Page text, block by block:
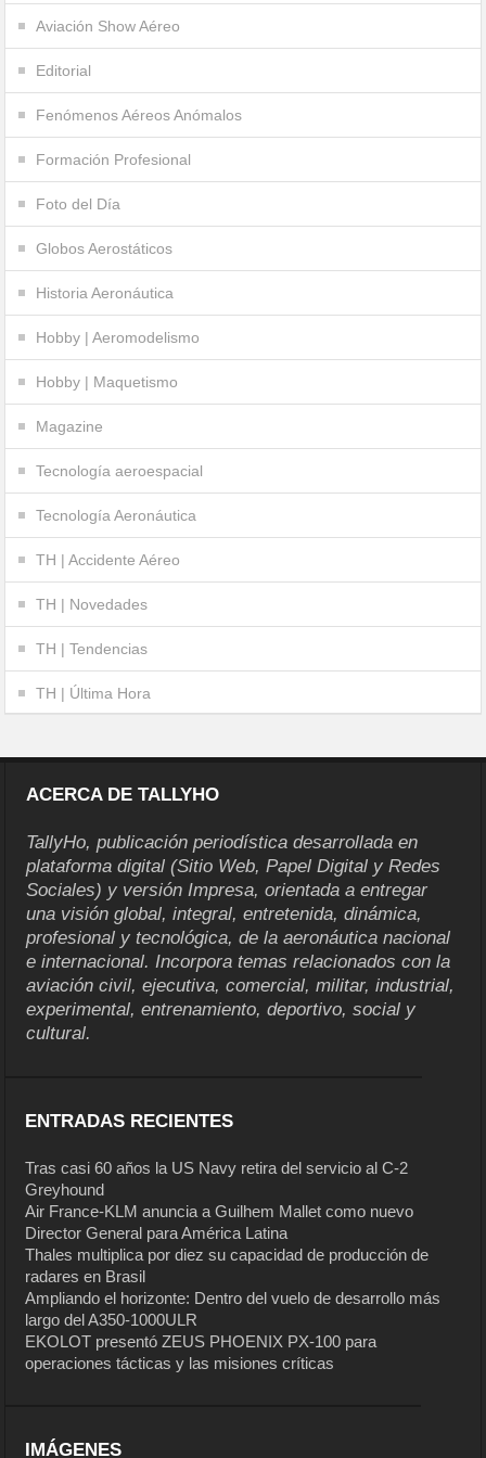
Aviación Show Aéreo
Editorial
Fenómenos Aéreos Anómalos
Formación Profesional
Foto del Día
Globos Aerostáticos
Historia Aeronáutica
Hobby | Aeromodelismo
Hobby | Maquetismo
Magazine
Tecnología aeroespacial
Tecnología Aeronáutica
TH | Accidente Aéreo
TH | Novedades
TH | Tendencias
TH | Última Hora
ACERCA DE TALLYHO
TallyHo, publicación periodística desarrollada en
plataforma digital (Sitio Web, Papel Digital y Redes
Sociales) y versión Impresa, orientada a entregar
una visión global, integral, entretenida, dinámica,
profesional y tecnológica, de la aeronáutica nacional
e internacional. Incorpora temas relacionados con la
aviación civil, ejecutiva, comercial, militar, industrial,
experimental, entrenamiento, deportivo, social y
cultural.
ENTRADAS RECIENTES
Tras casi 60 años la US Navy retira del servicio al C-2
Greyhound
Air France-KLM anuncia a Guilhem Mallet como nuevo
Director General para América Latina
Thales multiplica por diez su capacidad de producción de
radares en Brasil
Ampliando el horizonte: Dentro del vuelo de desarrollo más
largo del A350-1000ULR
EKOLOT presentó ZEUS PHOENIX PX-100 para
operaciones tácticas y las misiones críticas
IMÁGENES